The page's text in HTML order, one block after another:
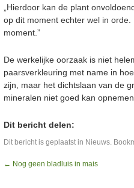
„Hierdoor kan de plant
op dit moment echter wel in
moment.”
De werkelijke oorzaak is niet
paarsverkleuring met name in
zijn, maar het dichtslaan van de
mineralen niet goed kan
Dit bericht delen:
Dit bericht is geplaatst in Nieuws.
← Nog geen bladluis in mais